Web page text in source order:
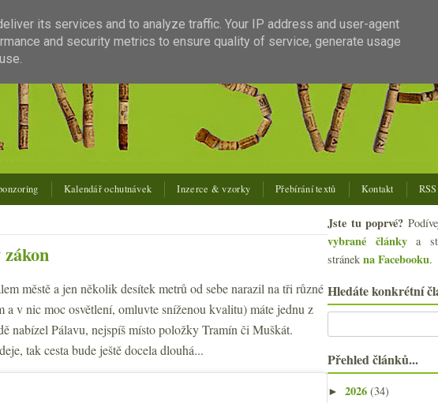
Kalendář ochutnávek Inzerce & vzorky Přebírání textů Kontakt RSS
městě a jen několik desítek metrů od sebe narazil na tři různé
v nic moc osvětlení, omluvte sníženou kvalitu) máte jednu z
nabízel Pálavu, nejspíš místo položky Tramín či Muškát.
tak cesta bude ještě docela dlouhá...
Jste tu poprvé?
vybrané článkya
stránek na Facebooku.
Hledáte konkrétní
Přehled článků...
► 2026 (34)
its services and to analyze traffic. Your IP address and user-agent
and security metrics to ensure quality of service, generate usage